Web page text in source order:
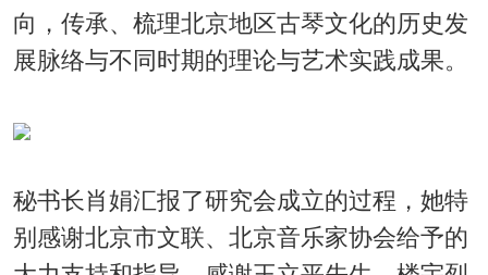
向，传承、梳理北京地区古琴文化的历史发
展脉络与不同时期的理论与艺术实践成果。
秘书长肖娟汇报了研究会成立的过程，她特
别感谢北京市文联、北京音乐家协会给予的